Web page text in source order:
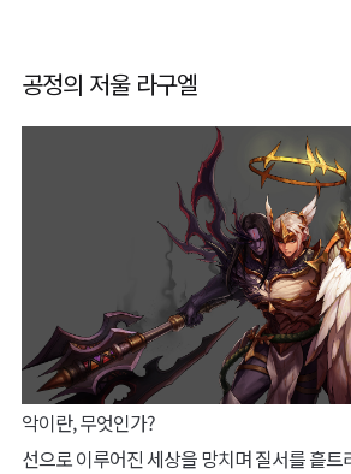
공정의 저울 라구엘
악이란, 무엇인가?
선으로 이루어진 세상을 망치며 질서를 흩트